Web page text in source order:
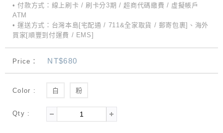
• 付款方式：線上刷卡 / 刷卡分3期 / 超商代碼繳費 / 虛擬帳戶
ATM
• 運送方式：台灣本島[宅配通 / 711&全家取貨 / 郵寄包裹]、海外
買家[順豐到付運費 / EMS]
Price： NT$680
Color : 白 粉
Qty :